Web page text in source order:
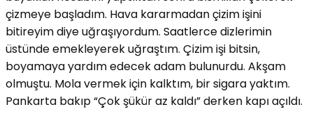
çizmeye başladım. Hava kararmadan çizim işini
bitireyim diye uğraşıyordum. Saatlerce dizlerimin
üstünde emekleyerek uğraştım. Çizim işi bitsin,
boyamaya yardım edecek adam bulunurdu. Akşam
olmuştu. Mola vermek için kalktım, bir sigara yaktım.
Pankarta bakıp “Çok şükür az kaldı” derken kapı açıldı.